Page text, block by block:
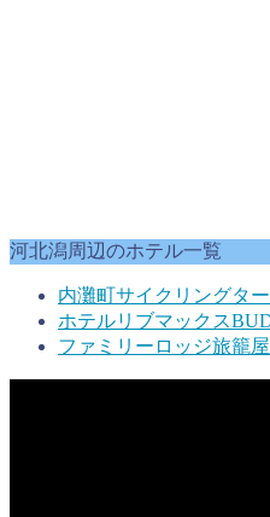
河北潟周辺のホテル一覧
内灘町サイクリングタ
ホテルリブマックス
ファミリーロッジ旅籠屋